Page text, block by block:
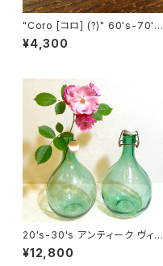
"Coro [コロ] (?)" 60's-70's
シルバートーン ヴィンテージブ
ローチ [BV-326]
¥4,300
20's-30's アンティーク ヴィン
テージ 大きな陶器栓付きワイン
ボトル(３L）from フランス [GV-
¥12,800